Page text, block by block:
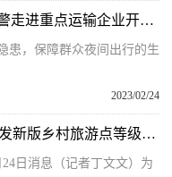
天天关注：“亮尾”在行动，三亚交警走进重点运输企业开展交通安全宣传筑牢交通安全防线｜文明守法 平安回家
患，保障群众夜间出行的生
2023/02/24
【新视野】3月1日起实施！海南印发新版乡村旅游点等级划分与评定标准
日消息（记者丁文文）为